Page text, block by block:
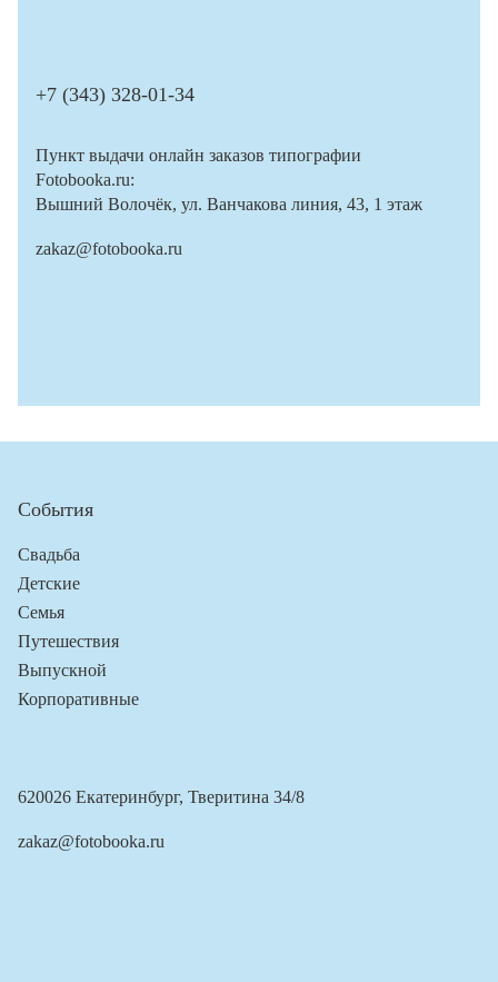
+7 (343) 328-01-34
Пункт выдачи онлайн заказов типографии
Fotobooka.ru:
Вышний Волочёк, ул. Ванчакова линия, 43, 1 этаж
zakaz@fotobooka.ru
События
Свадьба
Детские
Семья
Путешествия
Выпускной
Корпоративные
620026 Екатеринбург, Тверитина 34/8
zakaz@fotobooka.ru